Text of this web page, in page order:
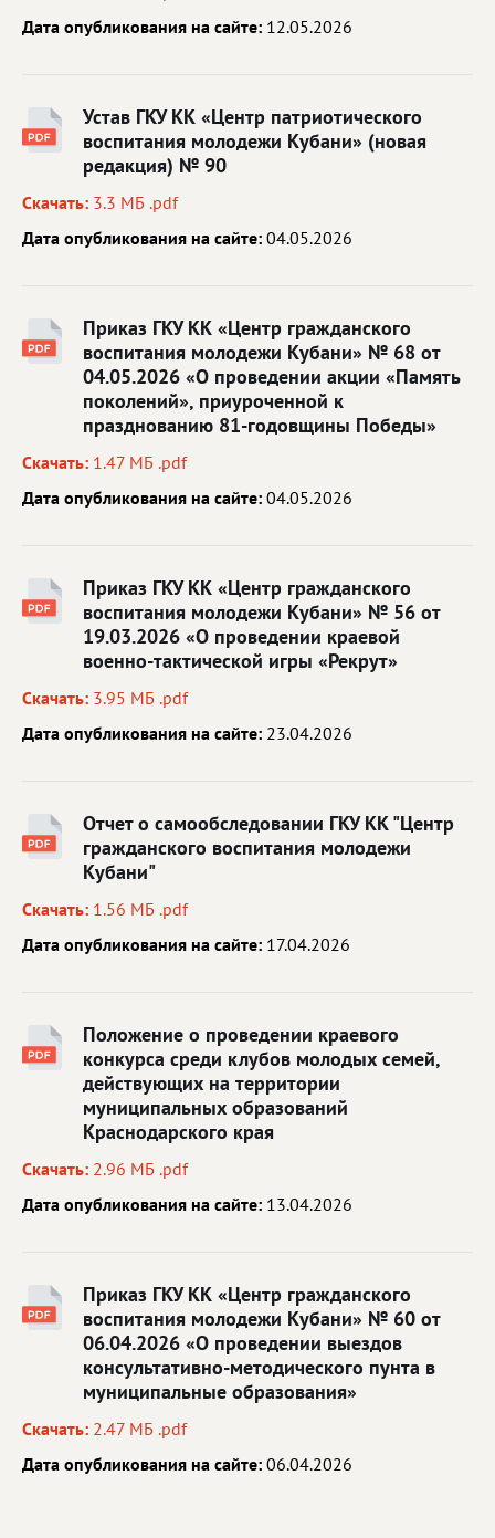
Дата опубликования на сайте: 12.05.2026
Устав ГКУ КК «Центр патриотического
воспитания молодежи Кубани» (новая
редакция) № 90
Скачать: 3.3 МБ .pdf
Дата опубликования на сайте: 04.05.2026
Приказ ГКУ КК «Центр гражданского
воспитания молодежи Кубани» № 68 от
04.05.2026 «О проведении акции «Память
поколений», приуроченной к
празднованию 81-годовщины Победы»
Скачать: 1.47 МБ .pdf
Дата опубликования на сайте: 04.05.2026
Приказ ГКУ КК «Центр гражданского
воспитания молодежи Кубани» № 56 от
19.03.2026 «О проведении краевой
военно-тактической игры «Рекрут»
Скачать: 3.95 МБ .pdf
Дата опубликования на сайте: 23.04.2026
Отчет о самообследовании ГКУ КК "Центр
гражданского воспитания молодежи
Кубани"
Скачать: 1.56 МБ .pdf
Дата опубликования на сайте: 17.04.2026
Положение о проведении краевого
конкурса среди клубов молодых семей,
действующих на территории
муниципальных образований
Краснодарского края
Скачать: 2.96 МБ .pdf
Дата опубликования на сайте: 13.04.2026
Приказ ГКУ КК «Центр гражданского
воспитания молодежи Кубани» № 60 от
06.04.2026 «О проведении выездов
консультативно-методического пунта в
муниципальные образования»
Скачать: 2.47 МБ .pdf
Дата опубликования на сайте: 06.04.2026